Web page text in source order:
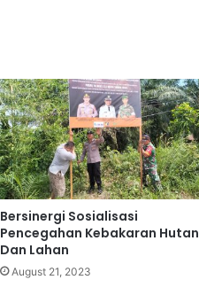
Bersinergi Sosialisasi
Pencegahan Kebakaran Hutan
Dan Lahan
August 21, 2023